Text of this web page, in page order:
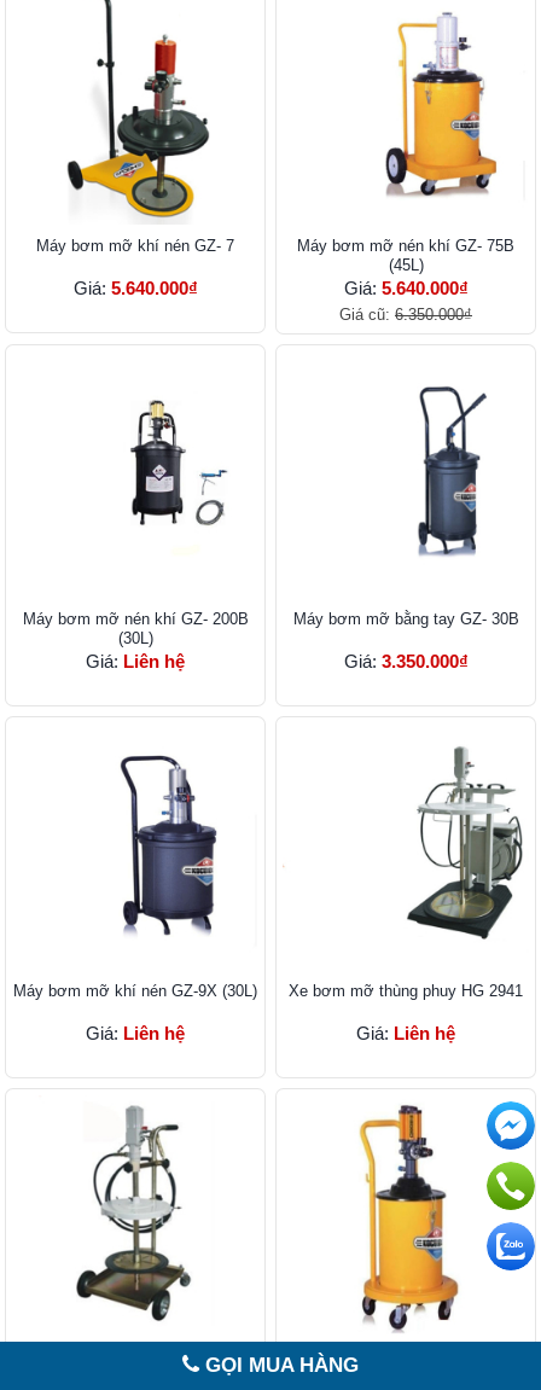
Máy bơm mỡ khí nén GZ- 7
Giá: 5.640.000₫
Máy bơm mỡ nén khí GZ- 75B
(45L)
Giá: 5.640.000₫
Giá cũ: 6.350.000₫
Máy bơm mỡ nén khí GZ- 200B
(30L)
Giá: Liên hệ
Máy bơm mỡ bằng tay GZ- 30B
Giá: 3.350.000₫
Máy bơm mỡ khí nén GZ-9X (30L)
Giá: Liên hệ
Xe bơm mỡ thùng phuy HG 2941
Giá: Liên hệ
Xe bơm mỡ HPMM HG-2930
Máy bơm mỡ khí nén GZ- 100
GỌI MUA HÀNG